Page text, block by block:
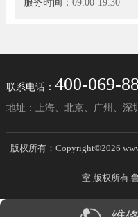
联系电话： 400-069-
地址：上海、北京、广州、深
版权所有：Copyright©2026
室 版权所有.